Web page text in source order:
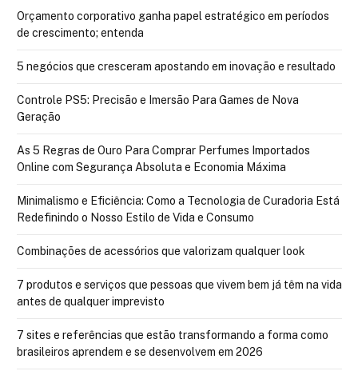
Orçamento corporativo ganha papel estratégico em períodos
de crescimento; entenda
5 negócios que cresceram apostando em inovação e resultado
Controle PS5: Precisão e Imersão Para Games de Nova
Geração
As 5 Regras de Ouro Para Comprar Perfumes Importados
Online com Segurança Absoluta e Economia Máxima
Minimalismo e Eficiência: Como a Tecnologia de Curadoria Está
Redefinindo o Nosso Estilo de Vida e Consumo
Combinações de acessórios que valorizam qualquer look
7 produtos e serviços que pessoas que vivem bem já têm na vida
antes de qualquer imprevisto
7 sites e referências que estão transformando a forma como
brasileiros aprendem e se desenvolvem em 2026